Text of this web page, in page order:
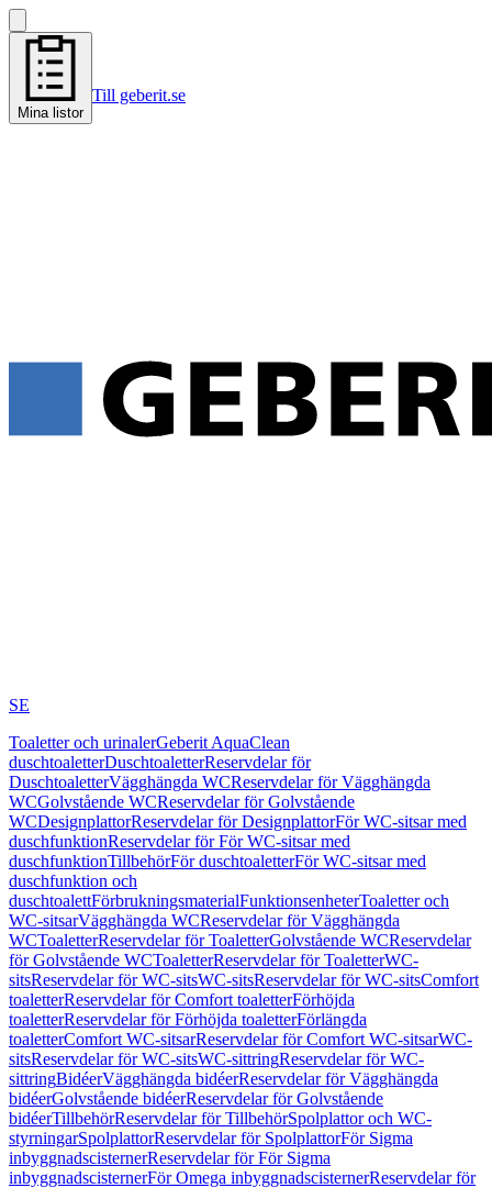
Mina listor
Till geberit.se
SE
Toaletter och urinalerGeberit AquaClean
duschtoaletterDuschtoaletterReservdelar för
DuschtoaletterVägghängda WCReservdelar för Vägghängda
WCGolvstående WCReservdelar för Golvstående
WCDesignplattorReservdelar för DesignplattorFör WC-sitsar med
duschfunktionReservdelar för För WC-sitsar med
duschfunktionTillbehörFör duschtoaletterFör WC-sitsar med
duschfunktion och
duschtoalettFörbrukningsmaterialFunktionsenheterToaletter och
WC-sitsarVägghängda WCReservdelar för Vägghängda
WCToaletterReservdelar för ToaletterGolvstående WCReservdelar
för Golvstående WCToaletterReservdelar för ToaletterWC-
sitsReservdelar för WC-sitsWC-sitsReservdelar för WC-sitsComfort
toaletterReservdelar för Comfort toaletterFörhöjda
toaletterReservdelar för Förhöjda toaletterFörlängda
toaletterComfort WC-sitsarReservdelar för Comfort WC-sitsarWC-
sitsReservdelar för WC-sitsWC-sittringReservdelar för WC-
sittringBidéerVägghängda bidéerReservdelar för Vägghängda
bidéerGolvstående bidéerReservdelar för Golvstående
bidéerTillbehörReservdelar för TillbehörSpolplattor och WC-
styrningarSpolplattorReservdelar för SpolplattorFör Sigma
inbyggnadscisternerReservdelar för För Sigma
inbyggnadscisternerFör Omega inbyggnadscisternerReservdelar för